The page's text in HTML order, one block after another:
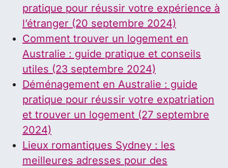
pratique pour réussir votre expérience à
l’étranger (20 septembre 2024)
Comment trouver un logement en
Australie : guide pratique et conseils
utiles (23 septembre 2024)
Déménagement en Australie : guide
pratique pour réussir votre expatriation
et trouver un logement (27 septembre
2024)
Lieux romantiques Sydney : les
meilleures adresses pour des